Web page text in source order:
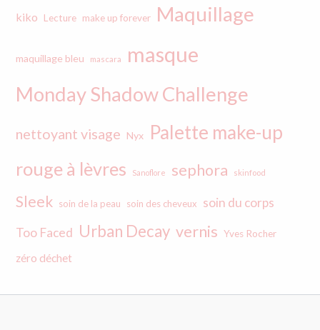
kiko Lecture make up forever Maquillage
maquillage bleu mascara masque
Monday Shadow Challenge
nettoyant visage Nyx Palette make-up
rouge à lèvres Sanoflore sephora skinfood
Sleek soin de la peau soin des cheveux
soin du corps
Too Faced Urban Decay vernis Yves Rocher
zéro déchet